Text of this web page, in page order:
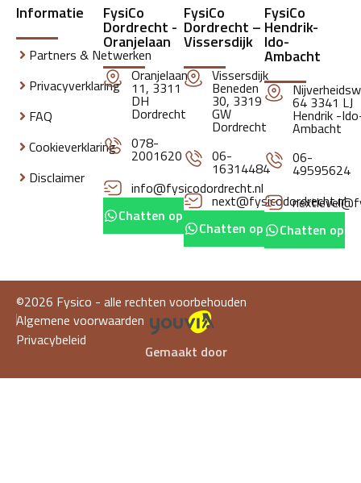
Informatie
Partners & Netwerken
Privacyverklaring
FAQ
Cookieverklaring
Disclaimer
FysiCo
Dordrecht -
Oranjelaan
Oranjelaan
11, 3311
DH
Dordrecht
078-
2001620
info@fysicodordrecht.nl
Chatten op whatsapp
FysiCo
Dordrecht –
Vissersdijk
Vissersdijk
Beneden
30, 3319
GW
Dordrecht
06-
16314484
next@fysicodordrecht.nl
Chatten op whatsapp
FysiCo
Hendrik-
Ido-
Ambacht
64 3341 LJ
Hendrik -
Ambacht
06-
49595624
Chatten op
©2026 Fysico - alle rechten voorbehouden
Algemene voorwaarden
Privacybeleid
Gemaakt door